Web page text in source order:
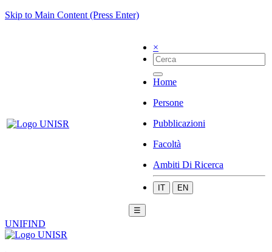
Skip to Main Content (Press Enter)
×
Home
Persone
Pubblicazioni
Facoltà
Ambiti Di Ricerca
IT EN
☰
UNIFIND